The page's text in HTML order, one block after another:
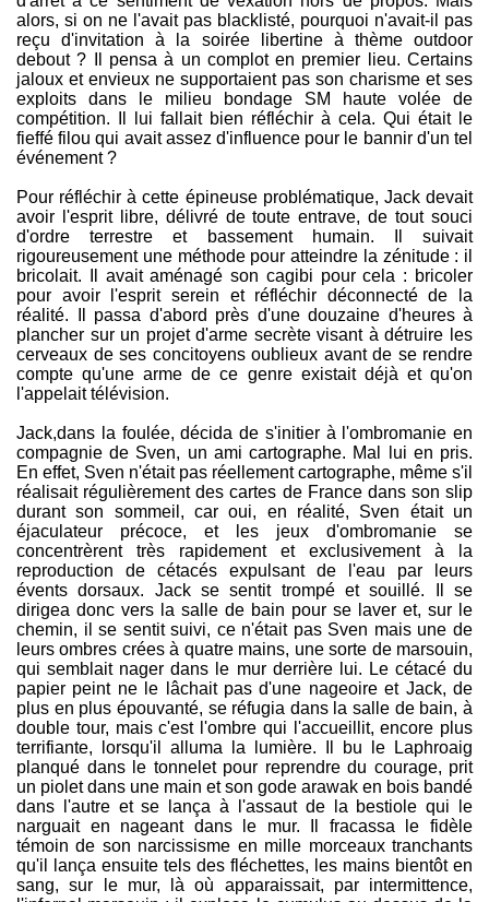
alors, si on ne l'avait pas blacklisté, pourquoi n'avait-il pas
reçu d'invitation à la soirée libertine à thème outdoor
debout ? Il pensa à un complot en premier lieu. Certains
jaloux et envieux ne supportaient pas son charisme et ses
exploits dans le milieu bondage SM haute volée de
compétition. Il lui fallait bien réfléchir à cela. Qui était le
fieffé filou qui avait assez d'influence pour le bannir d'un tel
événement ?
Pour réfléchir à cette épineuse problématique, Jack devait
avoir l'esprit libre, délivré de toute entrave, de tout souci
d'ordre terrestre et bassement humain. Il suivait
rigoureusement une méthode pour atteindre la zénitude : il
bricolait. Il avait aménagé son cagibi pour cela : bricoler
pour avoir l'esprit serein et réfléchir déconnecté de la
réalité. Il passa d'abord près d'une douzaine d'heures à
plancher sur un projet d'arme secrète visant à détruire les
cerveaux de ses concitoyens oublieux avant de se rendre
compte qu'une arme de ce genre existait déjà et qu'on
l'appelait télévision.
Jack,dans la foulée, décida de s'initier à l'ombromanie en
compagnie de Sven, un ami cartographe. Mal lui en pris.
En effet, Sven n'était pas réellement cartographe, même s'il
réalisait régulièrement des cartes de France dans son slip
durant son sommeil, car oui, en réalité, Sven était un
éjaculateur précoce, et les jeux d'ombromanie se
concentrèrent très rapidement et exclusivement à la
reproduction de cétacés expulsant de l'eau par leurs
évents dorsaux. Jack se sentit trompé et souillé. Il se
dirigea donc vers la salle de bain pour se laver et, sur le
chemin, il se sentit suivi, ce n'était pas Sven mais une de
leurs ombres crées à quatre mains, une sorte de marsouin,
qui semblait nager dans le mur derrière lui. Le cétacé du
papier peint ne le lâchait pas d'une nageoire et Jack, de
plus en plus épouvanté, se réfugia dans la salle de bain, à
double tour, mais c'est l'ombre qui l'accueillit, encore plus
terrifiante, lorsqu'il alluma la lumière. Il bu le Laphroaig
planqué dans le tonnelet pour reprendre du courage, prit
un piolet dans une main et son gode arawak en bois bandé
dans l'autre et se lança à l'assaut de la bestiole qui le
narguait en nageant dans le mur. Il fracassa le fidèle
témoin de son narcissisme en mille morceaux tranchants
qu'il lança ensuite tels des fléchettes, les mains bientôt en
sang, sur le mur, là où apparaissait, par intermittence,